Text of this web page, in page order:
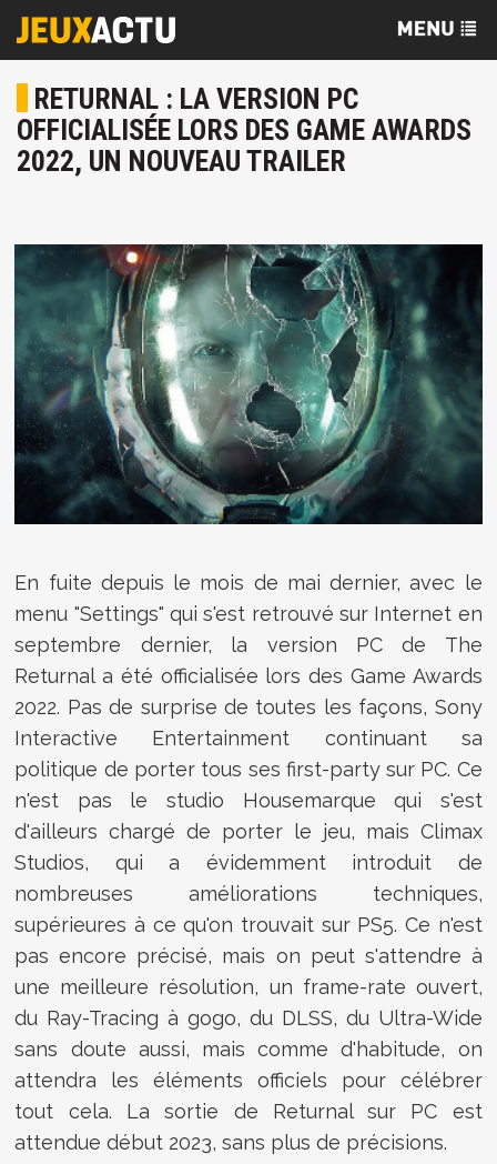
RETURNAL : LA VERSION PC
OFFICIALISÉE LORS DES GAME AWARDS
2022, UN NOUVEAU TRAILER
En fuite depuis le mois de mai dernier, avec le
menu "Settings" qui s'est retrouvé sur Internet en
septembre dernier, la version PC de The
Returnal a été officialisée lors des Game Awards
2022. Pas de surprise de toutes les façons, Sony
Interactive Entertainment continuant sa
politique de porter tous ses first-party sur PC. Ce
n'est pas le studio Housemarque qui s'est
d'ailleurs chargé de porter le jeu, mais Climax
Studios, qui a évidemment introduit de
nombreuses améliorations techniques,
supérieures à ce qu'on trouvait sur PS5. Ce n'est
pas encore précisé, mais on peut s'attendre à
une meilleure résolution, un frame-rate ouvert,
du Ray-Tracing à gogo, du DLSS, du Ultra-Wide
sans doute aussi, mais comme d'habitude, on
attendra les éléments officiels pour célébrer
tout cela. La sortie de Returnal sur PC est
attendue début 2023, sans plus de précisions.